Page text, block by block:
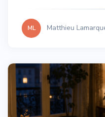
ML Matthieu